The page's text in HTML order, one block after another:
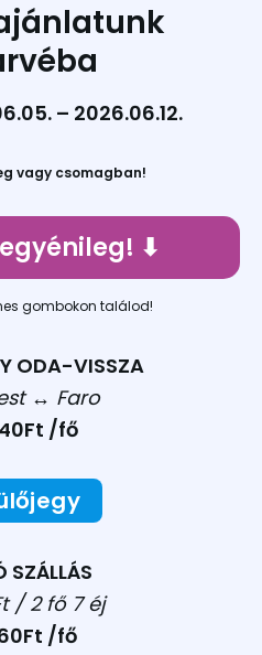
– 2026.06.12.
vagy csomagban!
⬇︎
gombokon találod!
ODA-VISSZA
↔︎ Faro
/fő
SZÁLLÁS
/ 2 fő 7 éj
/fő